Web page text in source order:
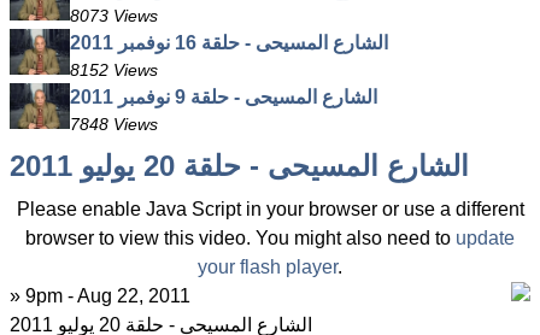
8073 Views
الشارع المسيحى - حلقة 16 نوفمبر 2011
8152 Views
الشارع المسيحى - حلقة 9 نوفمبر 2011
7848 Views
الشارع المسيحى - حلقة 20 يوليو 2011
Please enable Java Script in your browser or use a different
browser to view this video. You might also need to update
your flash player.
» 9pm - Aug 22, 2011
الشارع المسيحى - حلقة 20 يوليو 2011